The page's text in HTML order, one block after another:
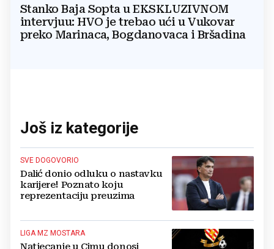
Stanko Baja Sopta u EKSKLUZIVNOM
intervjuu: HVO je trebao ući u Vukovar
preko Marinaca, Bogdanovaca i Bršadina
Još iz kategorije
SVE DOGOVORIO
Dalić donio odluku o nastavku
karijere! Poznato koju
reprezentaciju preuzima
LIGA MZ MOSTARA